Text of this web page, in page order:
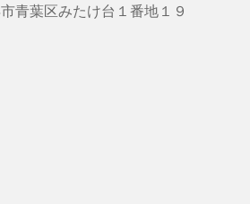
青葉区みたけ台１番地１９